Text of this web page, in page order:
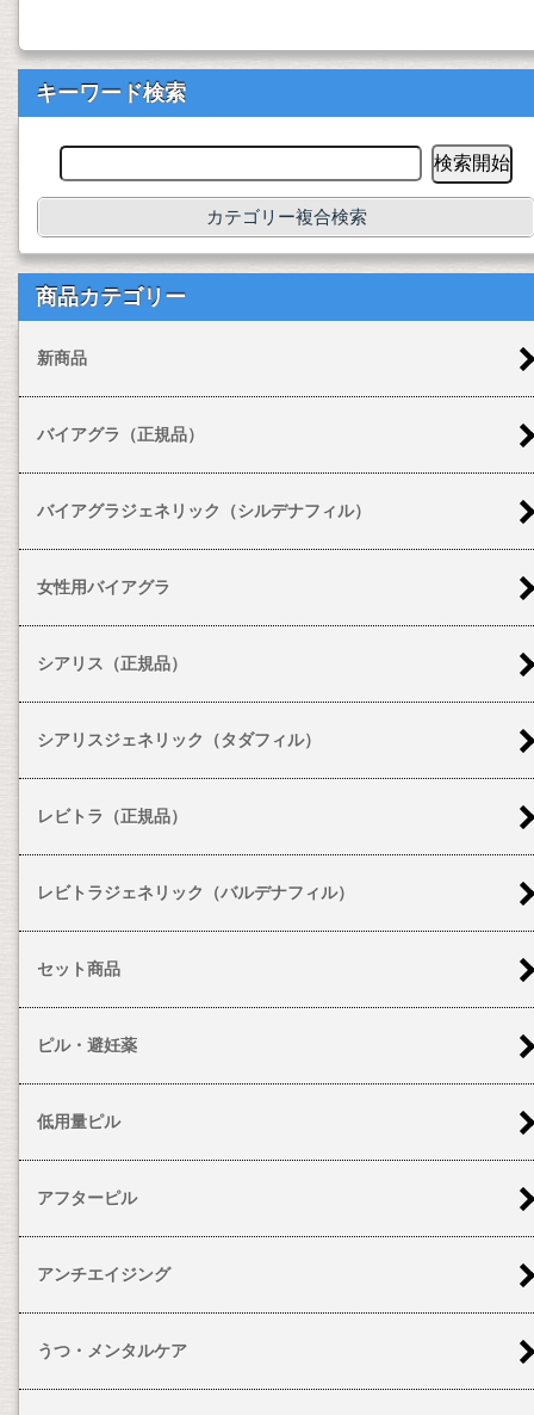
キーワード検索
カテゴリー複合検索
商品カテゴリー
新商品
バイアグラ（正規品）
バイアグラジェネリック（シルデナフィル）
女性用バイアグラ
シアリス（正規品）
シアリスジェネリック（タダフィル）
レビトラ（正規品）
レビトラジェネリック（バルデナフィル）
セット商品
ピル・避妊薬
低用量ピル
アフターピル
アンチエイジング
うつ・メンタルケア